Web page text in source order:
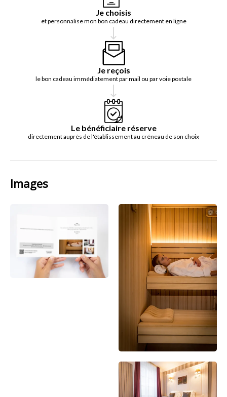
Je choisis
et personnalise mon bon cadeau directement en ligne
Je reçois
le bon cadeau immédiatement par mail ou par voie postale
Le bénéficiaire réserve
directement auprès de l'établissement au créneau de son choix
Images